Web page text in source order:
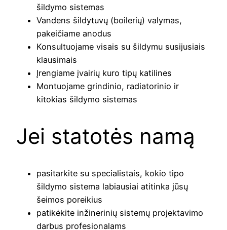
šildymo sistemas
Vandens šildytuvų (boilerių) valymas,
pakeičiame anodus
Konsultuojame visais su šildymu susijusiais
klausimais
Įrengiame įvairių kuro tipų katilines
Montuojame grindinio, radiatorinio ir
kitokias šildymo sistemas
Jei statotės namą
pasitarkite su specialistais, kokio tipo
šildymo sistema labiausiai atitinka jūsų
šeimos poreikius
patikėkite inžinerinių sistemų projektavimo
darbus profesionalams